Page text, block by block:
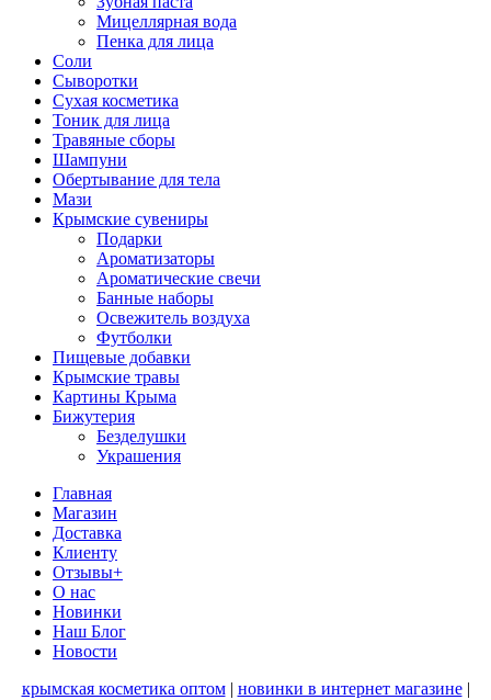
Мицеллярная вода
Пенка для лица
Соли
Сыворотки
Сухая косметика
Тоник для лица
Травяные сборы
Шампуни
Обертывание для тела
Мази
Крымские сувениры
Подарки
Ароматизаторы
Ароматические свечи
Банные наборы
Освежитель воздуха
Футболки
Пищевые добавки
Крымские травы
Картины Крыма
Бижутерия
Безделушки
Украшения
Главная
Магазин
Доставка
Клиенту
Отзывы+
О нас
Новинки
Наш Блог
Новости
крымская косметика оптом| новинки в интернет магазине|